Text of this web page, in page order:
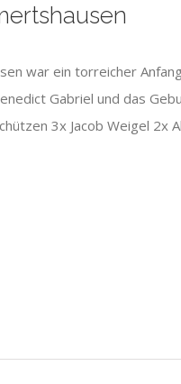
war ein torreicher
Gabriel und das
3x Jacob Weigel 2x